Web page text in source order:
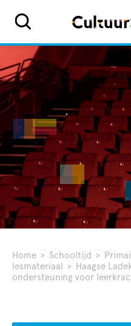
Home > Schooltijd >
lesmateriaal > Haagse
ondersteuning voor